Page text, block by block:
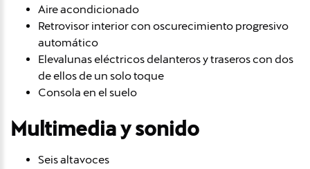
Aire acondicionado
Retrovisor interior con oscurecimiento progresivo
automático
Elevalunas eléctricos delanteros y traseros con dos
de ellos de un solo toque
Consola en el suelo
Multimedia y sonido
Seis altavoces